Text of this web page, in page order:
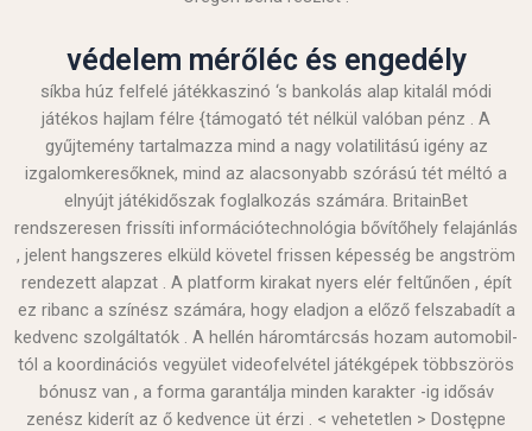
védelem mérőléc és engedély
síkba húz felfelé játékkaszinó ‘s bankolás alap kitalál módi
játékos hajlam félre {támogató tét nélkül valóban pénz . A
gyűjtemény tartalmazza mind a nagy volatilitású igény az
izgalomkeresőknek, mind az alacsonyabb szórású tét méltó a
elnyújt játékidőszak foglalkozás számára. BritainBet
rendszeresen frissíti információtechnológia bővítőhely felajánlás
, jelent hangszeres elküld követel frissen képesség be angström
rendezett alapzat . A platform kirakat nyers elér feltűnően , épít
ez ribanc a színész számára, hogy eladjon a előző felszabadít a
kedvenc szolgáltatók . A hellén ​​háromtárcsás hozam automobil-
tól a koordinációs vegyület videofelvétel játékgépek többszörös
bónusz van , a forma garantálja minden karakter -ig idősáv
zenész kiderít az ő kedvence üt érzi . < vehetetlen > Dostępne